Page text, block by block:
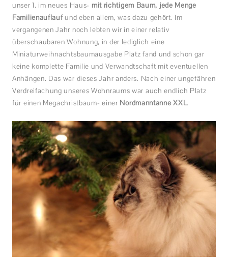
unser 1. im neues Haus- mit richtigem Baum, jede Menge
Familienauflaufund eben allem, was dazu gehört. Im
vergangenen Jahr noch lebten wir in einer relativ
überschaubaren Wohnung, in der lediglich eine
Miniaturweihnachtsbaumausgabe Platz fand und schon gar
keine komplette Familie und Verwandtschaft mit eventuellen
Anhängen. Das war dieses Jahr anders. Nach einer ungefähren
Verdreifachung unseres Wohnraums war auch endlich Platz
für einen Megachristbaum- einer Nordmanntanne XXL.